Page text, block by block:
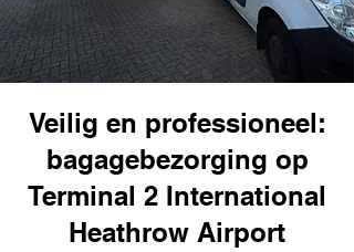
Veilig en professioneel:
bagagebezorging op
Terminal 2 International
Heathrow Airport